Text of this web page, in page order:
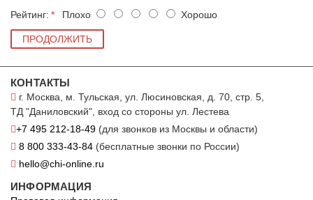
Рейтинг:
Плохо Хорошо
ПРОДОЛЖИТЬ
КОНТАКТЫ
г. Москва, м. Тульская, ул. Люсиновская, д. 70, стр. 5,
ТД "Даниловский", вход со стороны ул. Лестева
+7 495 212-18-49 (для звонков из Москвы и области)
8 800 333-43-84 (бесплатные звонки по России)
hello@chi-online.ru
ИНФОРМАЦИЯ